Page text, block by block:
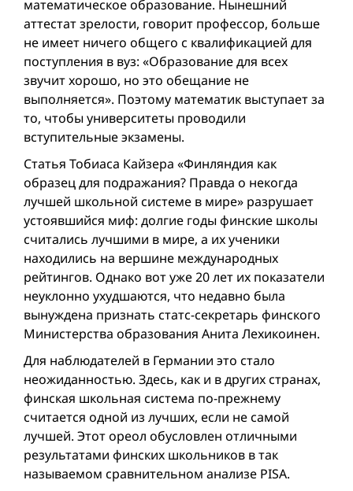
математическое образование. Нынешний
аттестат зрелости, говорит профессор, больше
не имеет ничего общего с квалификацией для
поступления в вуз: «Образование для всех
звучит хорошо, но это обещание не
выполняется». Поэтому математик выступает за
то, чтобы университеты проводили
вступительные экзамены.
Статья Тобиаса Кайзера «Финляндия как
образец для подражания? Правда о некогда
лучшей школьной системе в мире» разрушает
устоявшийся миф: долгие годы финские школы
считались лучшими в мире, а их ученики
находились на вершине международных
рейтингов. Однако вот уже 20 лет их показатели
неуклонно ухудшаются, что недавно была
вынуждена признать статс-секретарь финского
Министерства образования Анита Лехикоинен.
Для наблюдателей в Германии это стало
неожиданностью. Здесь, как и в других странах,
финская школьная система по-прежнему
считается одной из лучших, если не самой
лучшей. Этот ореол обусловлен отличными
результатами финских школьников в так
называемом сравнительном анализе PISA.